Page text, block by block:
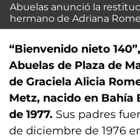
Abuelas anunció la
hermano de Adriana
“Bienvenido nieto
Abuelas de Plaza de
de Graciela Alicia
Metz, nacido en Bahía
de 1977. Sus padres
de diciembre de 1976